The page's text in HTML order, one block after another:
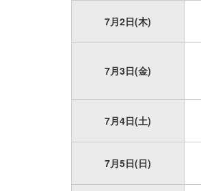
7月2日(木)
7月3日(金)
7月4日(土)
7月5日(日)